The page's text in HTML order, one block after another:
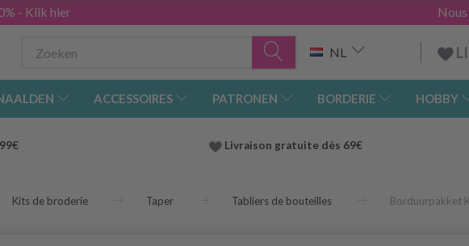
- Klik hier
NL
ACCESSOIRES PATRONEN BORDERIE HOBBY
Livraison gratuite dès 69€
Kits de broderie Taper Tabliers de bouteilles Borduurpakket